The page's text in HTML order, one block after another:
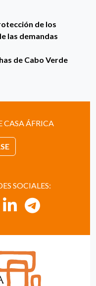
de los
las demandas
de Cabo Verde
CASA ÁFRICA
SOCIALES: